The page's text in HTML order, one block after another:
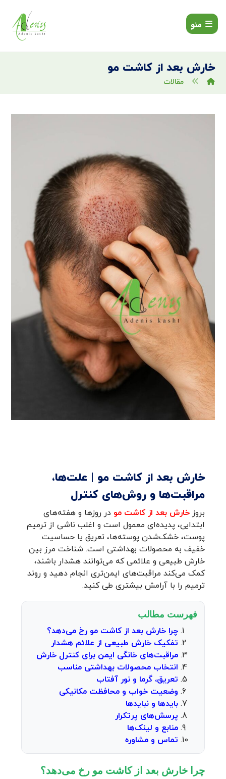
منو
خارش بعد از کاشت مو
مقالات
خارش بعد از کاشت مو | علت‌ها،
مراقبت‌ها و روش‌های کنترل
بروزخارش بعد از کاشت مو در روزها و هفته‌های
ابتدایی، پدیده‌ای معمول است و اغلب ناشی از ترمیم
پوست، خشک‌شدن پوسته‌ها، تعریق یا حساسیت
خفیف به محصولات بهداشتی است. شناخت مرز بین
خارش طبیعی و علائمی که می‌توانند هشدار باشند،
کمک می‌کند مراقبت‌های ایمن‌تری انجام دهید و روند
ترمیم را با آرامش بیشتری طی کنید.
فهرست مطالب
چرا خارش بعد از کاشت مو رخ می‌دهد؟
تفکیک خارش طبیعی از علائم هشدار
مراقبت‌های خانگی ایمن برای کنترل خارش
انتخاب محصولات بهداشتی مناسب
تعریق، گرما و نور آفتاب
وضعیت خواب و محافظت مکانیکی
بایدها و نبایدها
پرسش‌های پرتکرار
منابع و لینک‌ها
تماس و مشاوره
چرا خارش بعد از کاشت مو رخ می‌دهد؟